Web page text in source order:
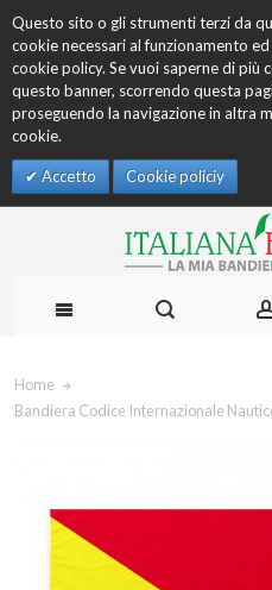
Questo sito o gli strumenti terzi da
cookie necessari al funzionamento
cookie policy. Se vuoi saperne di più
questo banner, scorrendo questa
proseguendo la navigazione in altra
cookie.
Accetto Cookie policiy
Home
Bandiera Codice Internazionale